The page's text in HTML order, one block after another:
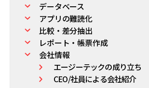
データベース
アプリの難読化
比較・差分抽出
レポート・帳票作成
会社情報
エージーテックの成り立ち
CEO/社員による会社紹介